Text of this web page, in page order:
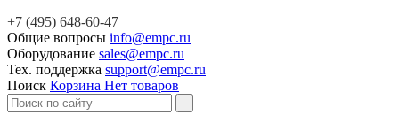
+7 (495) 648-60-47
Общие вопросы info@empc.ru
Оборудование sales@empc.ru
Тех. поддержка support@empc.ru
Поиск Корзина Нет товаров